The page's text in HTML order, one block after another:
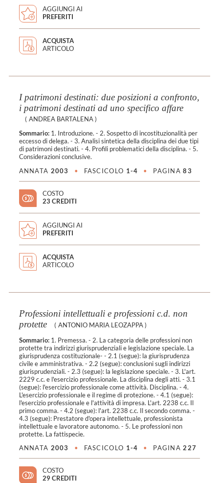
AGGIUNGI AI
PREFERITI
ACQUISTA
ARTICOLO
I patrimoni destinati: due posizioni a confronto,
i patrimoni destinati ad uno specifico affare
( ANDREA BARTALENA )
Sommario:1. Introduzione. - 2. Sospetto di incostituzionalità per
eccesso di delega. - 3. Analisi sintetica della disciplina dei due tipi
di patrimoni destinati. - 4. Profili problematici della disciplina. - 5.
Considerazioni conclusive.
ANNATA 2003 • FASCICOLO 1-4 • PAGINA83
COSTO
23 CREDITI
AGGIUNGI AI
PREFERITI
ACQUISTA
ARTICOLO
Professioni intellettuali e professioni c.d. non
protette
( ANTONIO MARIA LEOZAPPA )
Sommario:1. Premessa. - 2. La categoria delle professioni non
protette tra indirizzi giurisprudenziali e legislazione speciale. La
giurisprudenza costituzionale- - 2.1 (segue): la giurisprudenza
civile e amministrativa. - 2.2 (segue): conclusioni sugli indirizzi
giurisprudenziali. - 2.3 (segue): la legislazione speciale. - 3. L'art.
2229 c.c. e l'esercizio professionale. La disciplina degli atti. - 3.1
(segue): l'esercizio professionale come attività. Disciplina. - 4.
L'esercizio professionale e il regime di protezione. - 4.1 (segue):
l'esercizio professionale e l'attività di impresa. L'art. 2238 c.c. Il
primo comma. - 4.2 (segue): l'art. 2238 c.c. Il secondo comma. -
4.3 (segue): Prestatore d'opera intellettuale, professionista
intellettuale e lavoratore autonomo. - 5. Le professioni non
protette. La fattispecie.
ANNATA 2003 • FASCICOLO 1-4 • PAGINA227
COSTO
29 CREDITI